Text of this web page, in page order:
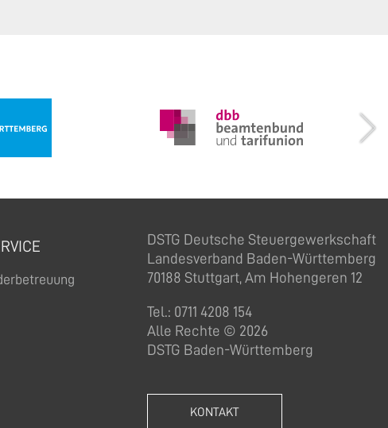
DSTG Deutsche Steuergewerkschaft
Landesverband Baden-Württemberg
70188 Stuttgart, Am Hohengeren 12
Tel.: 0711 4208 154
Alle Rechte © 2026
DSTG Baden-Württemberg
KONTAKT